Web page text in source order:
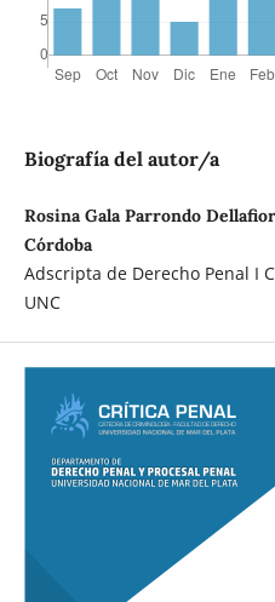
Biografía del autor/a
Rosina Gala Parrondo
Córdoba
Adscripta de Derecho Penal I
UNC